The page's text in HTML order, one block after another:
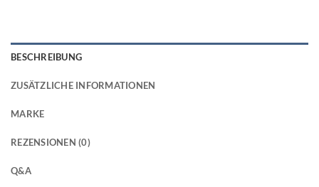
BESCHREIBUNG
ZUSÄTZLICHE INFORMATIONEN
MARKE
REZENSIONEN (0)
Q&A